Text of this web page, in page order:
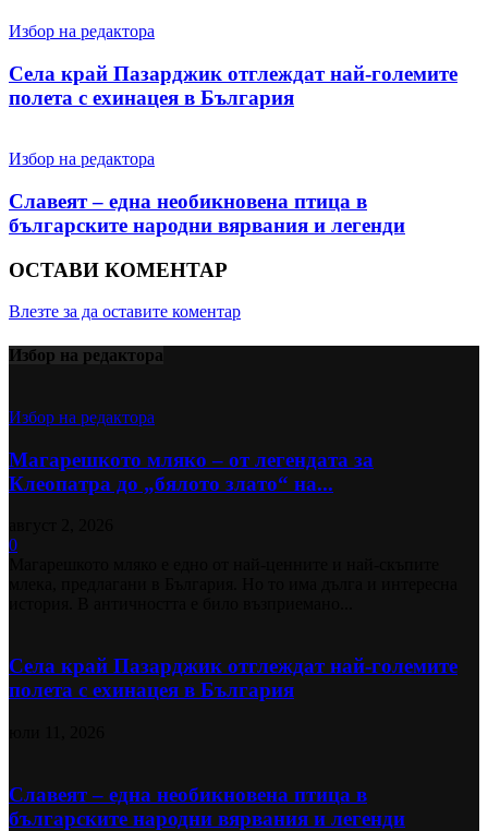
Избор на редактора
Села край Пазарджик отглеждат най-големите
полета с ехинацея в България
Избор на редактора
Славеят – една необикновена птица в
българските народни вярвания и легенди
ОСТАВИ КОМЕНТАР
Влезте за да оставите коментар
Избор на редактора
Избор на редактора
Магарешкото мляко – от легендата за
Клеопатра до „бялото злато“ на...
0
Села край Пазарджик отглеждат най-големите
полета с ехинацея в България
Славеят – една необикновена птица в
българските народни вярвания и легенди